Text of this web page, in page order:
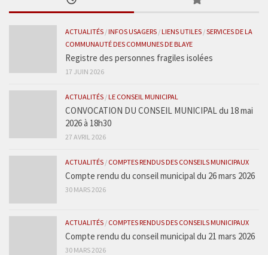
ACTUALITÉS /INFOS USAGERS /LIENS UTILES /SERVICES DE LA
COMMUNAUTÉ DES COMMUNES DE BLAYE
Registre des personnes fragiles isolées
17 JUIN 2026
ACTUALITÉS /LE CONSEIL MUNICIPAL
CONVOCATION DU CONSEIL MUNICIPAL du 18 mai
2026 à 18h30
27 AVRIL 2026
ACTUALITÉS / COMPTES RENDUS DES CONSEILS MUNICIPAUX
Compte rendu du conseil municipal du 26 mars 2026
30 MARS 2026
ACTUALITÉS / COMPTES RENDUS DES CONSEILS MUNICIPAUX
Compte rendu du conseil municipal du 21 mars 2026
30 MARS 2026